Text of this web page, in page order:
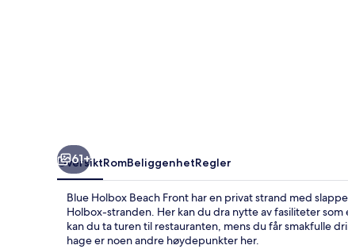
61+
OversiktRomBeliggenhetRegler
Blue Holbox Beach Front har en privat strand med
Holbox-stranden. Her kan du dra nytte av fasiliteter
kan du ta turen til restauranten, mens du får smakfulle
hage er noen andre høydepunkter her.